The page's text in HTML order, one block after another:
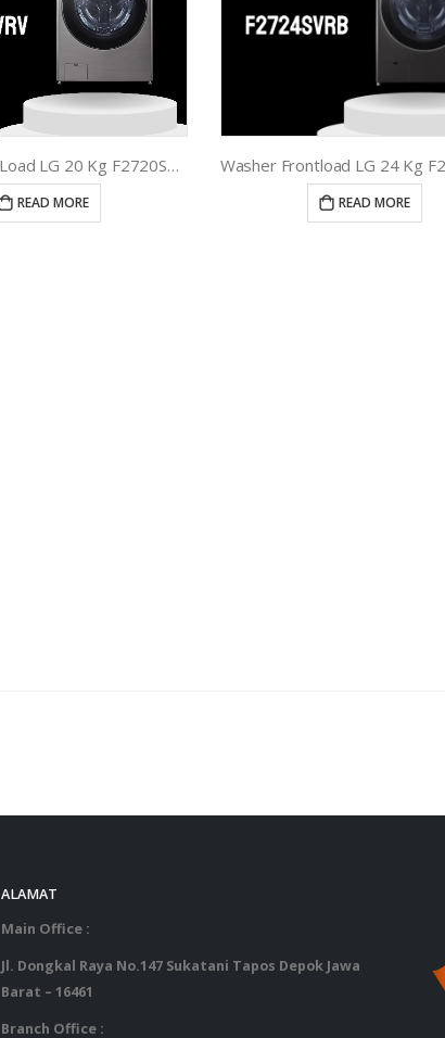
Washer FrontLoad LG 20 Kg F2720SVRV
READ MORE READ MORE
ALAMAT
Main Office :
Jl. Dongkal Raya No.147 Sukatani Tapos Depok Jawa
Barat – 16461
Branch Office :